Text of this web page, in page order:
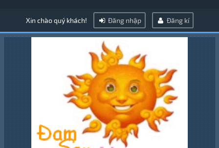
Xin chào quý khách! Đăng nhập Đăng kí